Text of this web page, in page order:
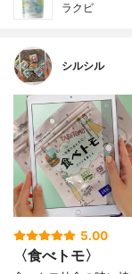
ラクビ
シルシル
5.00
〈食べトモ〉